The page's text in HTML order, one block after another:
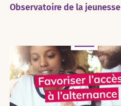
Observatoire de la jeunesse